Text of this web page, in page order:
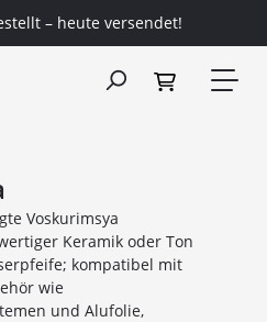
– heute versendet!
Voskurimsya
Keramik oder Ton
kompatibel mit
wie
und Alufolie,